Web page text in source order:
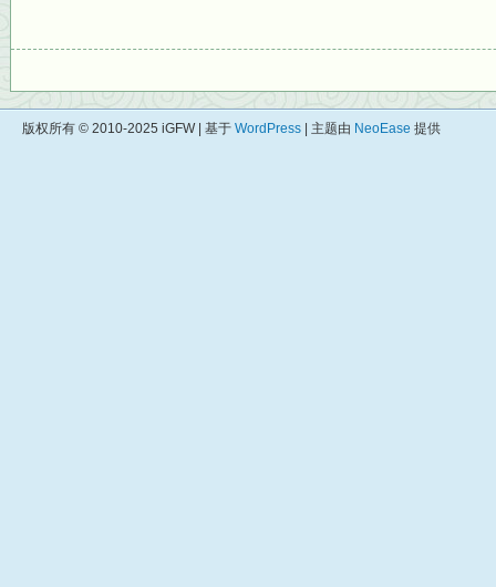
版权所有 © 2010-2025 iGFW | 基于 WordPress | 主题由 NeoEase 提供